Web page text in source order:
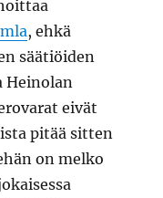
, ehkä
säätiöiden
Heinolan
eivät
pitää sitten
on melko